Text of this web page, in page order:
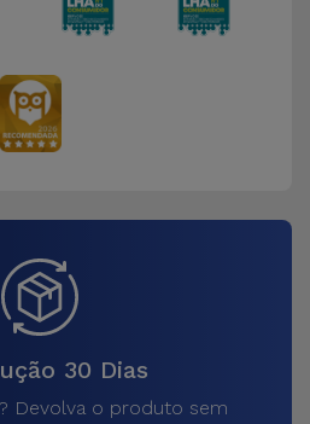
30 Dias
Devolva o produto sem